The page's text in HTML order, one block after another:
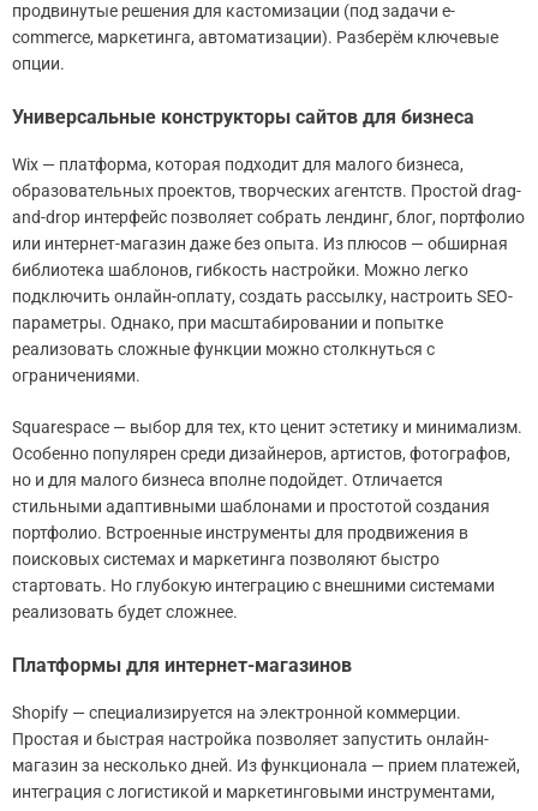
продвинутые решения для кастомизации (под задачи e-
commerce, маркетинга, автоматизации). Разберём ключевые
опции.
Универсальные конструкторы сайтов для бизнеса
Wix — платформа, которая подходит для малого бизнеса,
образовательных проектов, творческих агентств. Простой drag-
and-drop интерфейс позволяет собрать лендинг, блог, портфолио
или интернет-магазин даже без опыта. Из плюсов — обширная
библиотека шаблонов, гибкость настройки. Можно легко
подключить онлайн-оплату, создать рассылку, настроить SEO-
параметры. Однако, при масштабировании и попытке
реализовать сложные функции можно столкнуться с
ограничениями.
Squarespace — выбор для тех, кто ценит эстетику и минимализм.
Особенно популярен среди дизайнеров, артистов, фотографов,
но и для малого бизнеса вполне подойдет. Отличается
стильными адаптивными шаблонами и простотой создания
портфолио. Встроенные инструменты для продвижения в
поисковых системах и маркетинга позволяют быстро
стартовать. Но глубокую интеграцию с внешними системами
реализовать будет сложнее.
Платформы для интернет-магазинов
Shopify — специализируется на электронной коммерции.
Простая и быстрая настройка позволяет запустить онлайн-
магазин за несколько дней. Из функционала — прием платежей,
интеграция с логистикой и маркетинговыми инструментами,